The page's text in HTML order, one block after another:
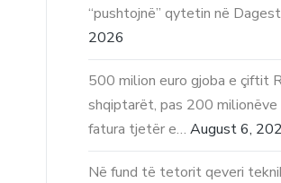
“pushtojnë” qytetin në
2026
500 milion euro gjoba e çiftit
shqiptarët, pas 200
fatura tjetër e… August 6,
Në fund të tetorit qeveri